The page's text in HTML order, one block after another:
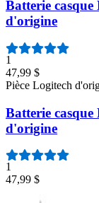
Batterie casque
d'origine
1
47,99 $
Pièce Logitech
Batterie casque
d'origine
1
47,99 $